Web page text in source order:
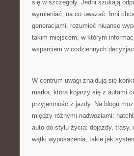
się w szczegóły. Jedni szukają
wymieniać, na co uważać. Inni
generacjami, rozumieć niuanse
takim miejscem, w którym
wsparciem w codziennych
W centrum uwagi znajdują się
marka, która kojarzy się z autami
przyjemność z jazdy. Na blogu
między różnymi nadwoziami:
auto do stylu życia: dojazdy, trasy,
wątki wyposażenia, takie jak